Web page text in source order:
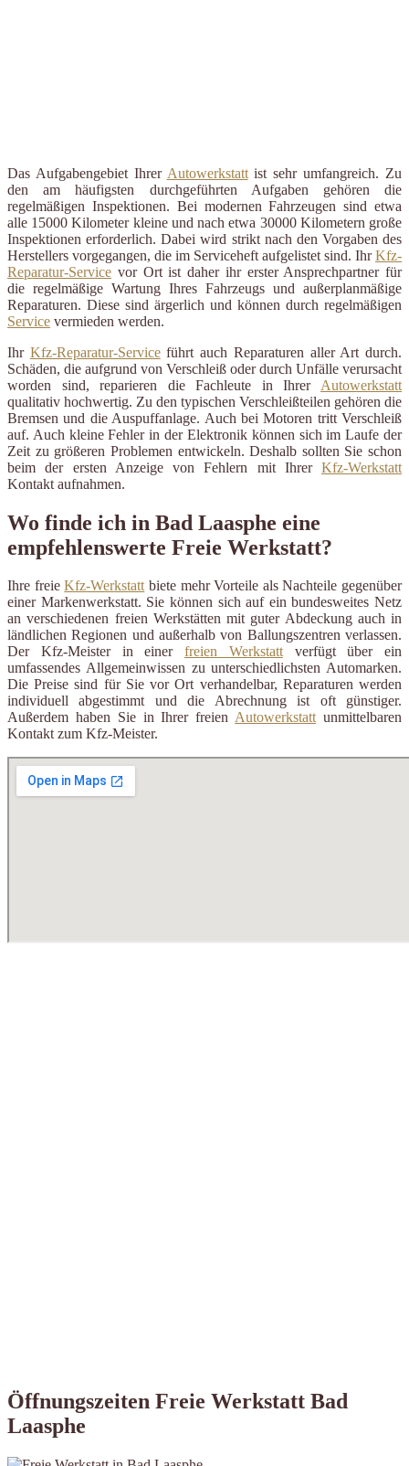
Das Aufgabengebiet Ihrer Autowerkstattist sehr umfangreich. Zu
den am häufigsten durchgeführten Aufgaben gehören die
regelmäßigen Inspektionen. Bei modernen Fahrzeugen sind etwa
alle 15000 Kilometer kleine und nach etwa 30000 Kilometern große
Inspektionen erforderlich. Dabei wird strikt nach den Vorgaben des
Herstellers vorgegangen, die im Serviceheft aufgelistet sind. IhrKfz-
Reparatur-Service vor Ort ist daher ihr erster Ansprechpartner für
die regelmäßige Wartung Ihres Fahrzeugs und außerplanmäßige
Reparaturen. Diese sind ärgerlich und können durch regelmäßigen
Service vermieden werden.
Ihr Kfz-Reparatur-Serviceführt auch Reparaturen aller Art durch.
Schäden, die aufgrund von Verschleiß oder durch Unfälle verursacht
worden sind, reparieren die Fachleute in Ihrer Autowerkstatt
qualitativ hochwertig. Zu den typischen Verschleißteilen gehören die
Bremsen und die Auspuffanlage. Auch bei Motoren tritt Verschleiß
auf. Auch kleine Fehler in der Elektronik können sich im Laufe der
Zeit zu größeren Problemen entwickeln. Deshalb sollten Sie schon
beim der ersten Anzeige von Fehlern mit Ihrer Kfz-Werkstatt
Kontakt aufnahmen.
Wo finde ich in Bad Laasphe eine
empfehlenswerte Freie Werkstatt?
Ihre freieKfz-Werkstattbiete mehr Vorteile als Nachteile gegenüber
einer Markenwerkstatt. Sie können sich auf ein bundesweites Netz
an verschiedenen freien Werkstätten mit guter Abdeckung auch in
ländlichen Regionen und außerhalb von Ballungszentren verlassen.
Der Kfz-Meister in einer freien Werkstattverfügt über ein
umfassendes Allgemeinwissen zu unterschiedlichsten Automarken.
Die Preise sind für Sie vor Ort verhandelbar, Reparaturen werden
individuell abgestimmt und die Abrechnung ist oft günstiger.
Außerdem haben Sie in Ihrer freienAutowerkstattunmittelbaren
Kontakt zum Kfz-Meister.
Öffnungszeiten Freie Werkstatt Bad
Laasphe